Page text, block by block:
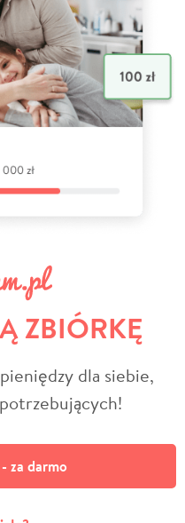
ZBIÓRKĘ
pieniędzy dla siebie,
za darmo